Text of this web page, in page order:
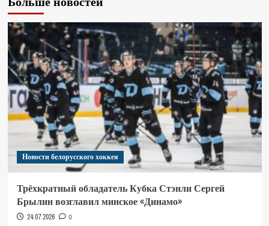
Новости белорусского хоккея
Трёхкратный обладатель Кубка Стэнли Сергей
Брылин возглавил минское «Динамо»
24.07.2026 0